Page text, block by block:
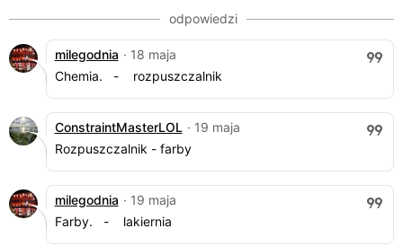
milegodnia · 18 maja
Chemia. - rozpuszczalnik
ConstraintMasterLOL · 19 maja
Rozpuszczalnik - farby
milegodnia · 19 maja
Farby. - lakiernia